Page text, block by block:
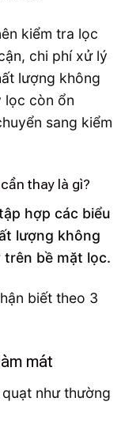
kiểm tra lọc
chi phí xử lý
lượng không
lọc còn ổn
sang kiểm
thay là gì?
hợp các biểu
lượng không
bề mặt lọc.
biết theo 3
mát
như thường